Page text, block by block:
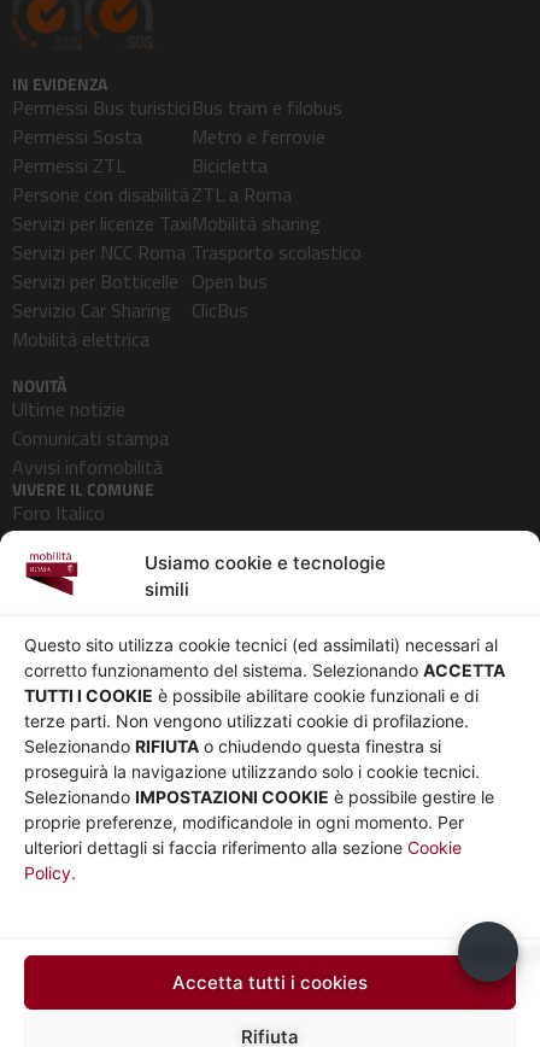
Usiamo cookie e tecnologie
simili
Questo sito utilizza cookie tecnici (ed assimilati) necessari al
corretto funzionamento del sistema. Selezionando ACCETTA
TUTTI I COOKIE è possibile abilitare cookie funzionali e di
terze parti. Non vengono utilizzati cookie di profilazione.
Selezionando RIFIUTA o chiudendo questa finestra si
proseguirà la navigazione utilizzando solo i cookie tecnici.
Selezionando IMPOSTAZIONI COOKIE è possibile gestire le
proprie preferenze, modificandole in ogni momento. Per
ulteriori dettagli si faccia riferimento alla sezione Cookie
Policy.
Accetta tutti i cookies
Rifiuta
IN EVIDENZA
Permessi Bus turistici
Permessi Sosta
Permessi ZTL
Persone con disabilità
Servizi per licenze Taxi
Servizi per NCC Roma
Servizi per Botticelle
Servizio Car Sharing
Mobilità elettrica
Bus tram e filobus
Metro e ferrovie
Bicicletta
ZTL a Roma
Mobilità sharing
Trasporto scolastico
Open bus
ClicBus
NOVITÀ
Ultime notizie
Comunicati stampa
Avvisi infomobilità
VIVERE IL COMUNE
Foro Italico
Pedonalizzazioni
Aeroporti
Chi siamo
Governance
Whistleblowing
Co-Marketing
Social media policy
Informativa Cookie
Informativa Sito web e
social media
Privacy
Parità di genere
Amministrazione
trasparente
Bandi e gare
Note legali
UTILITÀ
Car Sharing Roma
Usiamo